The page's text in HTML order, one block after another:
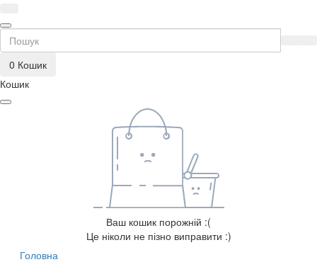
0 Кошик
Кошик
Ваш кошик порожній :(
Це ніколи не пізно виправити :)
Головна